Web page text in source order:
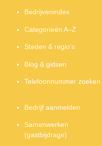
Bedrijvenindex
Categorieën A–Z
Steden & regio’s
Blog & gidsen
Telefoonnummer zoeken
Bedrijf aanmelden
Samenwerken
(gastbijdrage)